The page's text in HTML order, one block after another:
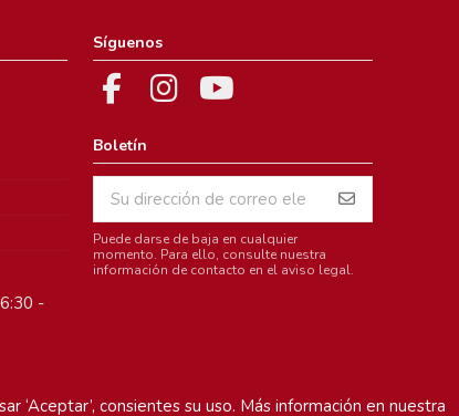
-
Síguenos
Boletín
Puede darse de baja en cualquier
momento. Para ello, consulte nuestra
información de contacto en el aviso legal.
consientes su uso. Más información en nuestra